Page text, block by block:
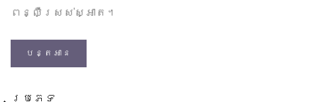
ពន្លឺស្រស់ស្អាត។
បន្តអាន
ប្រភេទ